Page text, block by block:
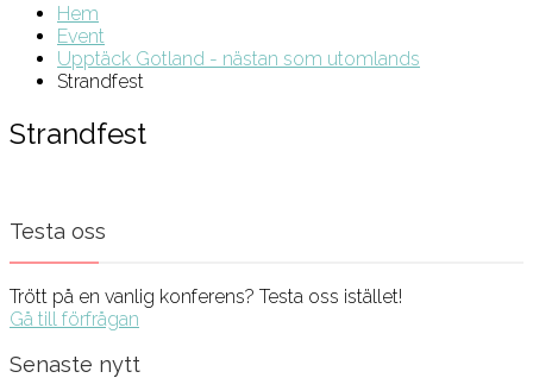
Hem
Event
Upptäck Gotland - nästan som utomlands
Strandfest
Strandfest
Testa oss
Trött på en vanlig konferens? Testa oss istället!
Gå till förfrågan
Senaste nytt